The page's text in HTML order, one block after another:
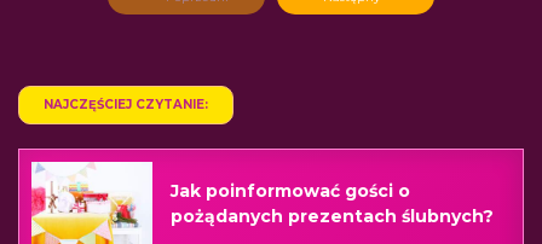
NAJCZĘŚCIEJ CZYTANIE:
Jak poinformować gości o
pożądanych prezentach ślubnych?